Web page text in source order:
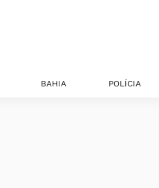
BAHIA POLÍCIA